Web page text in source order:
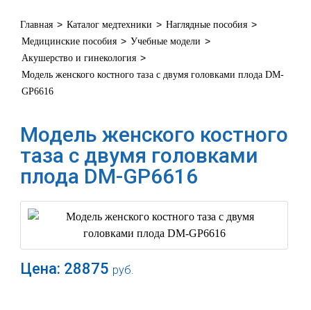
Главная > Каталог медтехники > Наглядные пособия >
Медицинские пособия > Учебные модели >
Акушерство и гинекология >
Модель женского костного таза с двумя головками плода DM-
GP6616
Модель женского костного
таза с двумя головками
плода DM-GP6616
Цена: 28875 руб.